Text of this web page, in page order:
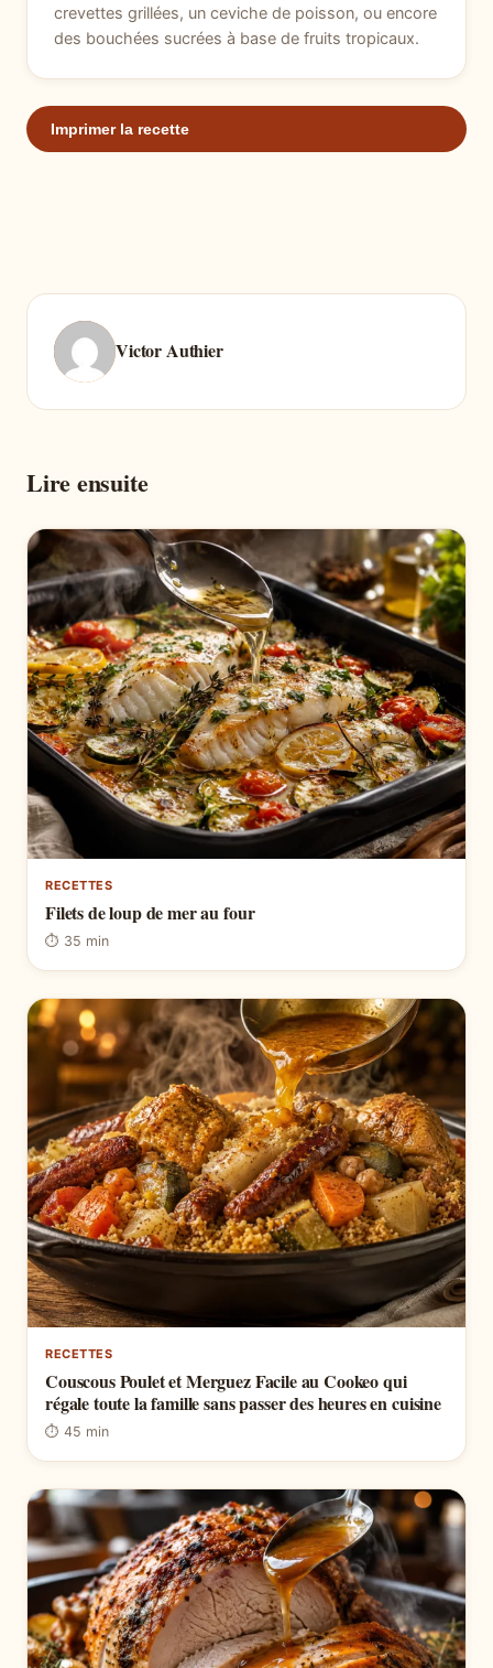
crevettes grillées, un ceviche de poisson, ou encore
des bouchées sucrées à base de fruits tropicaux.
Imprimer la recette
Victor Authier
Lire ensuite
RECETTES
Filets de loup de mer au four
⏱ 35 min
RECETTES
Couscous Poulet et Merguez Facile au Cookeo qui
régale toute la famille sans passer des heures en cuisine
⏱ 45 min